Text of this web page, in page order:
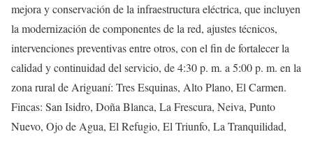
mejora y conservación de la infraestructura eléctrica, que incluyen
la modernización de componentes de la red, ajustes técnicos,
intervenciones preventivas entre otros, con el fin de fortalecer la
calidad y continuidad del servicio, de 4:30 p. m. a 5:00 p. m. en la
zona rural de Ariguaní: Tres Esquinas, Alto Plano, El Carmen.
Fincas: San Isidro, Doña Blanca, La Frescura, Neiva, Punto
Nuevo, Ojo de Agua, El Refugio, El Triunfo, La Tranquilidad,